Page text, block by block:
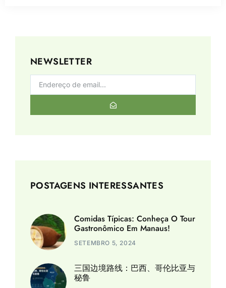
NEWSLETTER
POSTAGENS INTERESSANTES
Comidas Típicas: Conheça O Tour
Gastronômico Em Manaus!
SETEMBRO 5, 2024
三国边境路线：巴西、哥伦比亚与
秘鲁